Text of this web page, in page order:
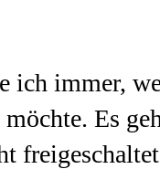
ich immer,
Es